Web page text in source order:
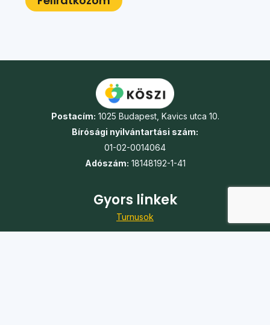
Postacím: 1025 Budapest, Kavics utca 10.
Bírósági nyilvántartási szám:
01-02-0014064
Adószám: 18148192-1-41
Gyors linkek
Turnusok